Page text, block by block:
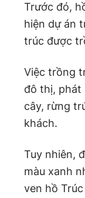
Trước đó,
hiện dự án
trúc được
Việc trồng
đô thị, phát
cây, rừng
khách.
Tuy nhiên,
màu xanh
ven hồ